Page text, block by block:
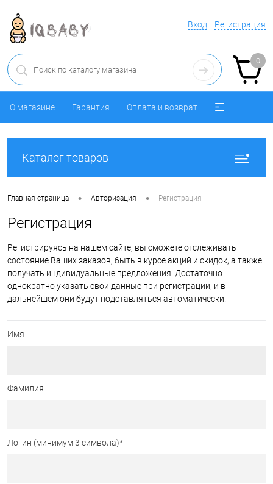
Вход Регистрация
0
О магазине Гарантия Оплата и возврат
Каталог товаров
Главная страница • Авторизация • Регистрация
Регистрация
Регистрируясь на нашем сайте, вы сможете отслеживать
состояние Ваших заказов, быть в курсе акций и скидок, а также
получать индивидуальные предложения. Достаточно
однократно указать свои данные при регистрации, и в
дальнейшем они будут подставляться автоматически.
Имя
Фамилия
Логин (минимум 3 символа)*